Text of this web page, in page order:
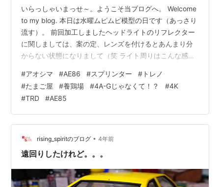
いらっしゃいまっせ～。ようこそ当ブログへ。 Welcome
to my blog. 本日は水曜ムピムピ模型の日です（あっさり
流す）。 前回加工しましたヘッドライトのリフレクター
に関しましては、案の定、レンズを付けるとあんまり分
からない状態になりまして（笑 ライト周りはこんな感じ
パーツをつけだすと進みがとたんに早くなります。 だた
ここで、普通に作ったのでは面白くないので「A」につい
ては車体に姿勢変化をつけてみようと画策しました（足
回り再設定でまたしても遠回り）。 また、そうしますと
ドライバーが乗っていないのは著しく不自然。。。 とい
うことで、…
#アオシマ #AE86 #スプリンター # トレノ
#たまご屋 #養鶏場 #4A-Gじゃなくて！？ #4K
#TRD #AE85
rising_spiritのブログ • 4年前
遠回りしたけれど。。。